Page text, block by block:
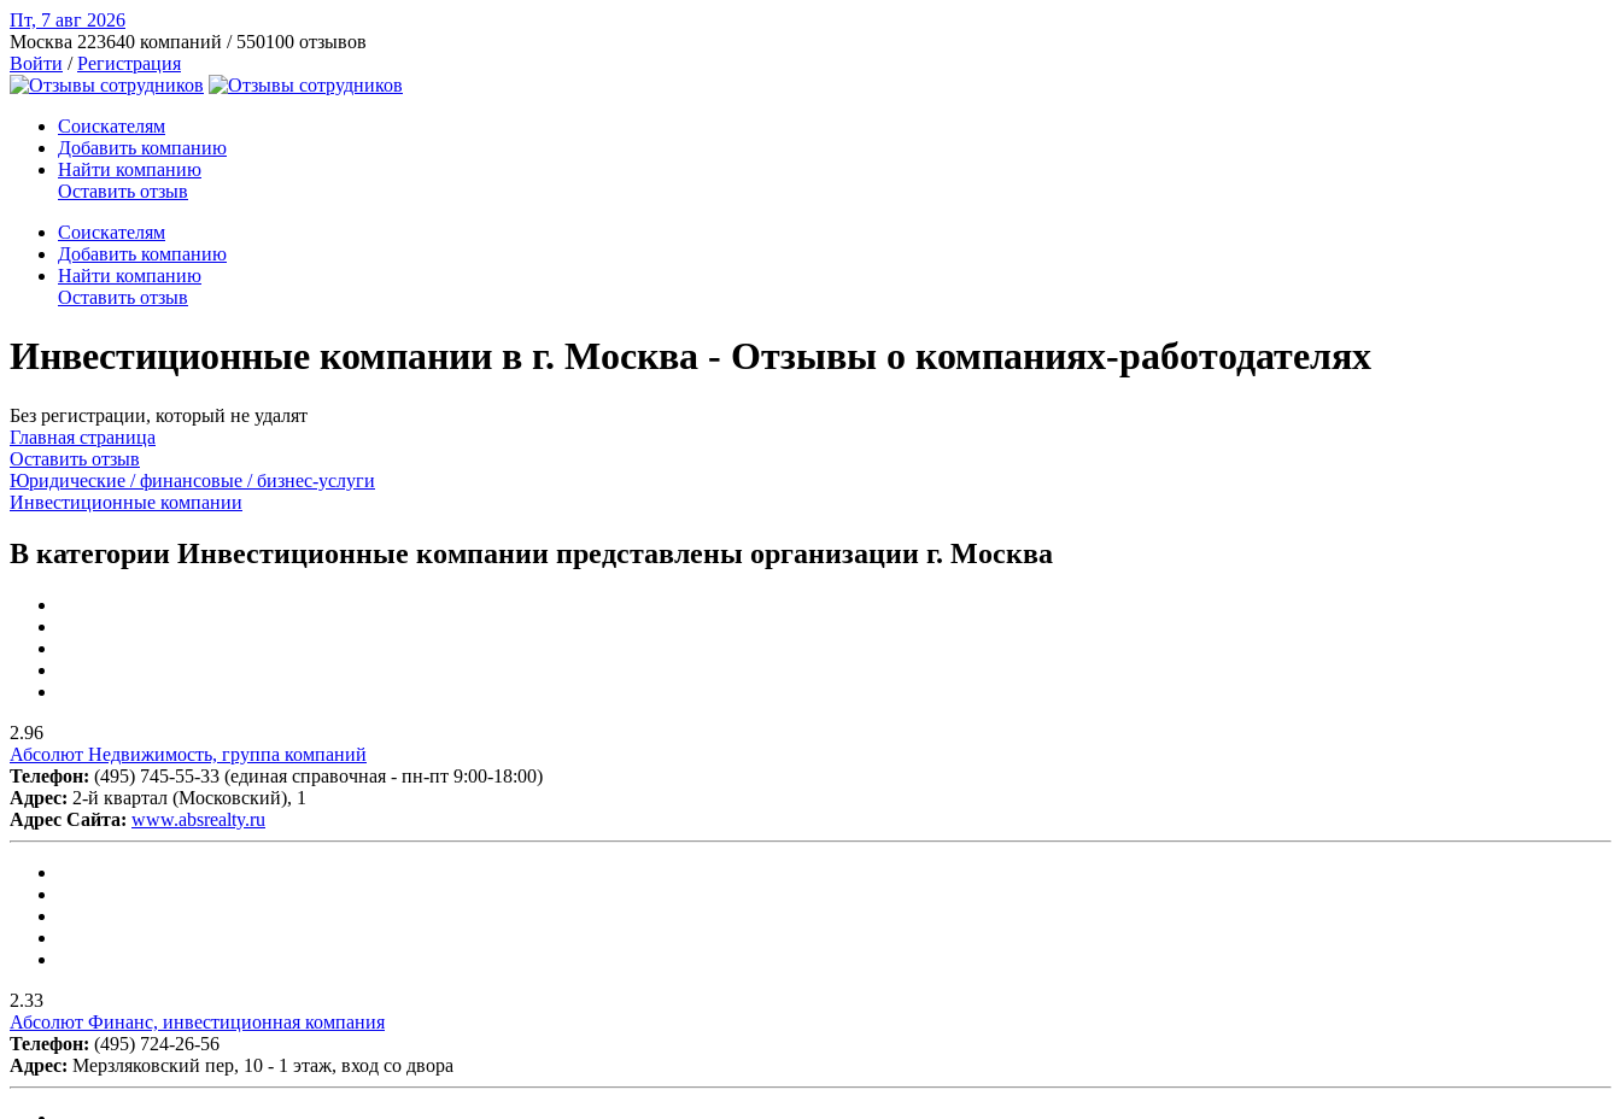
Пт, 7 авг 2026
Москва 223640 компаний / 550100 отзывов
Войти /Регистрация
Соискателям
Добавить компанию
Найти компанию
Оставить отзыв
Соискателям
Добавить компанию
Найти компанию
Оставить отзыв
Инвестиционные компании в г. Москва - Отзывы о компаниях-работодателях
Без регистрации, который не удалят
Главная страница
Оставить отзыв
Юридические / финансовые / бизнес-услуги
Инвестиционные компании
В категории Инвестиционные компании представлены организации г. Москва
2.96
Абсолют Недвижимость, группа компаний
Телефон: (495) 745-55-33 (единая справочная - пн-пт 9:00-18:00)
Адрес: 2-й квартал (Московский), 1
Адрес Сайта: www.absrealty.ru
2.33
Абсолют Финанс, инвестиционная компания
Телефон: (495) 724-26-56
Адрес: Мерзляковский пер, 10 - 1 этаж, вход со двора